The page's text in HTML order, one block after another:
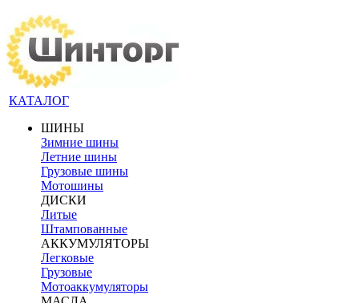
КАТАЛОГ
ШИНЫ
Зимние шины
Летние шины
Грузовые шины
Мотошины
ДИСКИ
Литые
Штампованные
АККУМУЛЯТОРЫ
Легковые
Грузовые
Мотоаккумуляторы